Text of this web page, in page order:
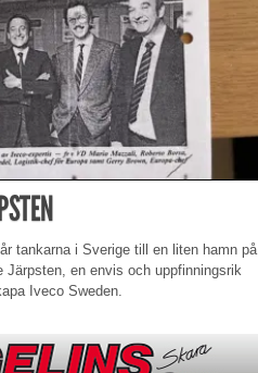
tankarna i Sverige till en liten hamn på
Järpsten, en envis och uppfinningsrik
Iveco Sweden.